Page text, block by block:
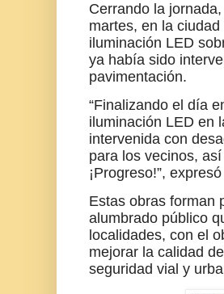
Cerrando la
martes, en la
iluminación LED
ya había sido
pavimentación.
“Finalizando el día
iluminación LED en
intervenida con
para los vecinos,
¡Progreso!”,
Estas obras forman
alumbrado público
localidades, con el
mejorar la calidad
seguridad vial y